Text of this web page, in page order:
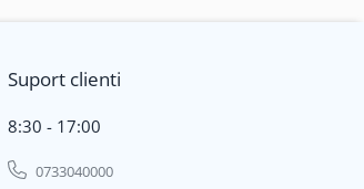
Suport clienti
8:30 - 17:00
0733040000